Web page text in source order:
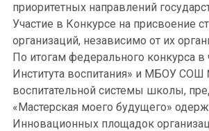
приоритетных направлений
Участие в Конкурсе на присвоение
организаций, независимо от их
По итогам федерального конкурса
Института воспитания» и МБОУ СОШ
воспитательной системы школы,
«Мастерская моего будущего»
Инновационных площадок